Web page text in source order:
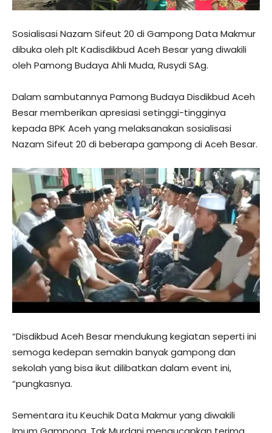
Sosialisasi Nazam Sifeut 20 di Gampong Data Makmur
dibuka oleh plt Kadisdikbud Aceh Besar yang diwakili
oleh Pamong Budaya Ahli Muda, Rusydi SAg.
Dalam sambutannya Pamong Budaya Disdikbud Aceh
Besar memberikan apresiasi setinggi-tingginya
kepada BPK Aceh yang melaksanakan sosialisasi
Nazam Sifeut 20 di beberapa gampong di Aceh Besar.
“Disdikbud Aceh Besar mendukung kegiatan seperti ini
semoga kedepan semakin banyak gampong dan
sekolah yang bisa ikut dilibatkan dalam event ini,
“pungkasnya.
Sementara itu Keuchik Data Makmur yang diwakili